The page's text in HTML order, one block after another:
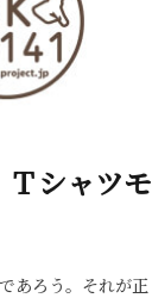
Ｔシャツモ
あろう。それが正